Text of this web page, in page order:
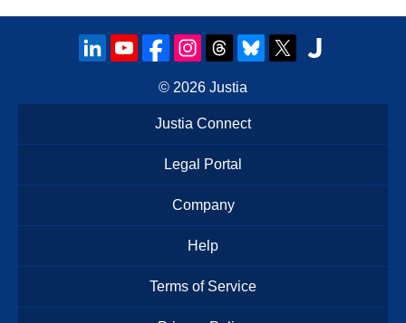
© 2026 Justia
Justia Connect
Legal Portal
Company
Help
Terms of Service